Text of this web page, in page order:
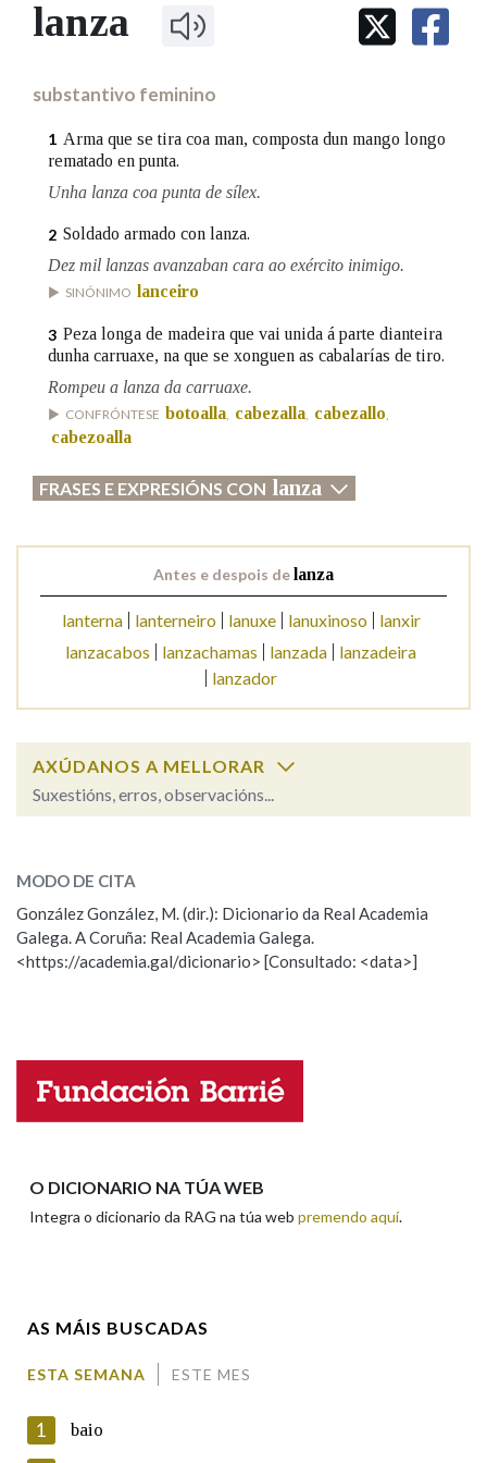
IDENTIDADE CORPORATIVA
MARCIAL DEL ADALID
FIGURAS HOMENAXEADAS
PRIMAVERA DAS LETRAS
Facebook
TwitterYoutubeInstagram
Bluesky
BUSCAR NOS LEMAS
Remata por
Contén
BUSCAR NO CONTIDO
Nas definicións
Na fraseoloxía
OUTRAS OPCIÓNS DE BUSCA
Pertence a
lanza
substantivo feminino
1 Arma que se tira coa man, composta dun mango longo
rematado en punta.
Unha lanza coa punta de sílex.
2 Soldado armado con lanza.
Dez mil lanzas avanzaban cara ao exército inimigo.
SINÓNIMO lanceiro
3 Peza longa de madeira que vai unida á parte dianteira
dunha carruaxe, na que se xonguen as cabalarías de tiro.
Rompeu a lanza da carruaxe.
CONFRÓNTESE botoalla, cabezalla, cabezallo,
cabezoalla
FRASES E EXPRESIÓNS CON lanza
Antes e despois delanza
lanterna lanterneiro lanuxe lanuxinoso
lanxir
lanzacabos
lanzachamas lanzada
lanzadeira
lanzador
AXÚDANOS A MELLORAR
Suxestións, erros, observacións...
ESCOLLE UNHA OPCIÓN:
Observación Hai un erro na palabra
Propoño mellorar a definición
Nome
MODO DE CITA
González González, M. (dir.): Dicionario da Real Academia
Galega. A Coruña: Real Academia Galega.
<https://academia.gal/dicionario> [Consultado: <data>]
O DICIONARIO NA TÚA WEB
Integra o dicionario da RAG na túa web premendo aquí.
AS MÁIS BUSCADAS
ESTA SEMANA ESTE MES
1 baio